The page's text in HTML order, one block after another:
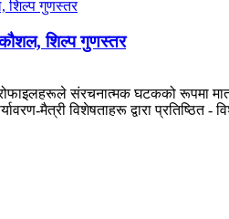
शिल्प गुणस्तर
संरचनात्मक घटकको रूपमा
मैत्री विशेषताहरू द्वारा प्रतिष्ठित -